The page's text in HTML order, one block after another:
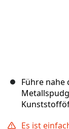
Führe nahe
Es ist